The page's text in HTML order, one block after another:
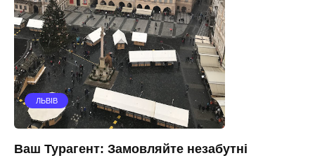
ЛЬВІВ
Ваш Турагент: Замовляйте незабутні